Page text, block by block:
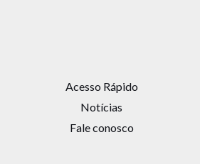
Acesso Rápido
Notícias
Fale conosco